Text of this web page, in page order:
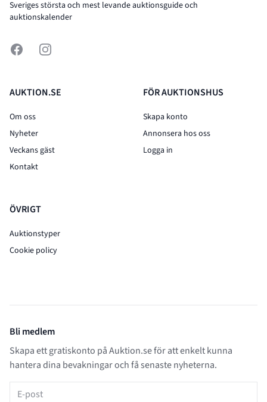
Sveriges största och mest levande auktionsguide och
auktionskalender
FacebookInstagram
AUKTION.SE
Om oss
Nyheter
Veckans gäst
Kontakt
ÖVRIGT
Auktionstyper
Cookie policy
FÖR AUKTIONSHUS
Skapa konto
Annonsera hos oss
Logga in
Bli medlem
Skapa ett gratiskonto på Auktion.se för att enkelt kunna
hantera dina bevakningar och få senaste nyheterna.
E-post